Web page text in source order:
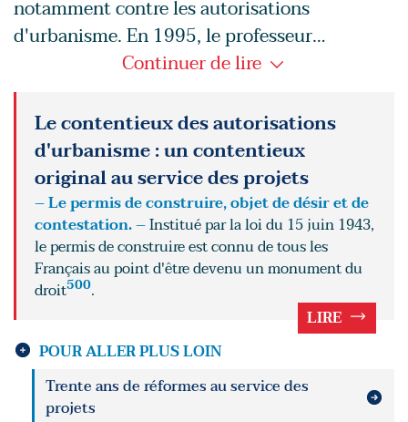
notamment contre les autorisations
d'urbanisme. En 1995, le professeur…
Continuer de lire
Le contentieux des autorisations
d'urbanisme : un contentieux
original au service des projets
– Le permis de construire, objet de désir et de
contestation. –Institué par la loi du 15 juin 1943,
le permis de construire est connu de tous les
Français au point d'être devenu un monument du
droit500.
LIRE
POUR ALLER PLUS LOIN
Trente ans de réformes au service des
projets